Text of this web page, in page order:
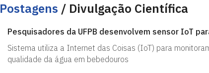
Postagens / Divulgação Científica
Pesquisadores da UFPB desenvolvem sensor IoT
Sistema utiliza a Internet das Coisas (IoT) para
qualidade da água em bebedouros